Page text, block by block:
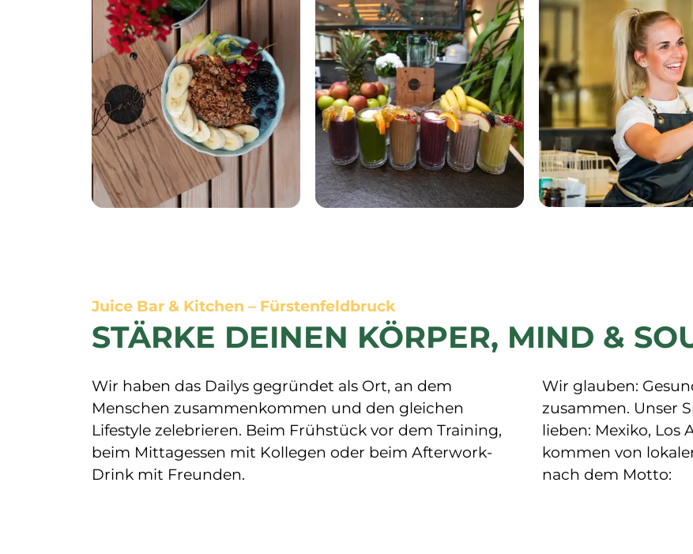
Juice Bar & Kitchen – Fürstenfeldbruck
STÄRKE DEINEN KÖRPER, MIND &
Wir haben das Dailys gegründet als Ort, an dem
Menschen zusammenkommen und den gleichen
Lifestyle zelebrieren. Beim Frühstück vor dem Training,
beim Mittagessen mit Kollegen oder beim Afterwork-
Drink mit Freunden.
Wir glauben:
zusammen. Unser
lieben: Mexiko, Los
kommen von
nach dem Motto: